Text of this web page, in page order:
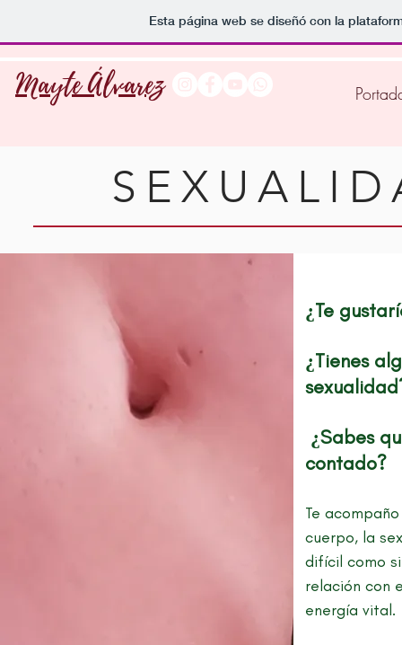
Esta página web se diseñó con la
Mayte Álvarez
¿Te
¿Tienes
¿Sabes
contado?
Te
cuerpo, la
difícil como
relación con
energía vital.